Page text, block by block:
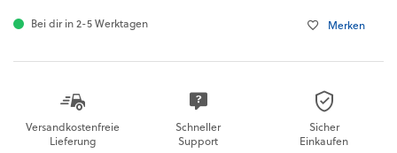
Bei dir in 2-5 Werktagen Merken
Versandkostenfreie
Lieferung
Schneller
Support
Sicher
Einkaufen